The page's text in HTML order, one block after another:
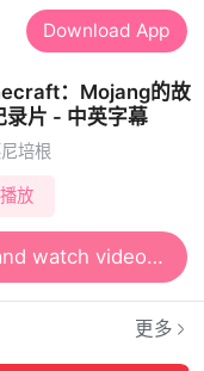
Download App
：Mojang的故
录片 - 中英字幕
培根
放
Open the App to send Danmu and watch videos together
更多